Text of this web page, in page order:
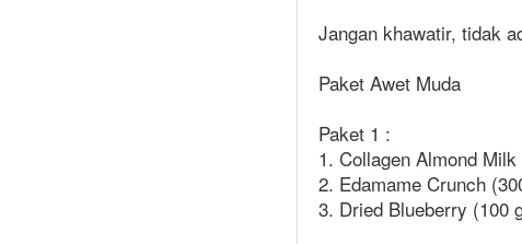
Jangan khawatir, tidak
Paket Awet Muda
Paket 1 :
1. Collagen Almond
2. Edamame Crunch
3. Dried Blueberry (100